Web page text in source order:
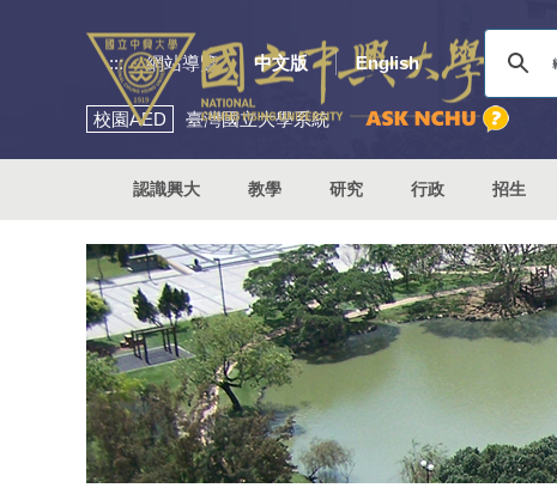
::: 網站導覽 中文版 English
校園AED 臺灣國立大學系統
認識興大 教學 研究 行政 招生